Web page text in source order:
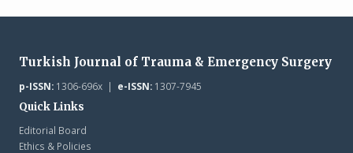
Turkish Journal of Trauma & Emergency Surgery
p-ISSN:1306-696x | e-ISSN:1307-7945
Quick Links
Editorial Board
Ethics & Policies